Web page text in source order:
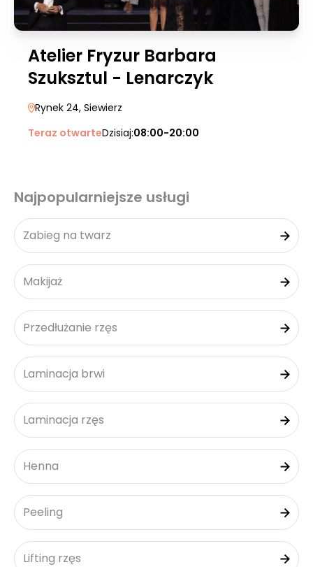
Atelier Fryzur Barbara
Szuksztul - Lenarczyk
Rynek 24, Siewierz
Teraz otwarteDzisiaj:08:00-20:00
Najpopularniejsze usługi
Zabieg na twarz
Makijaż
Przedłużanie rzęs
Laminacja brwi
Laminacja rzęs
Henna
Peeling
Lifting rzęs